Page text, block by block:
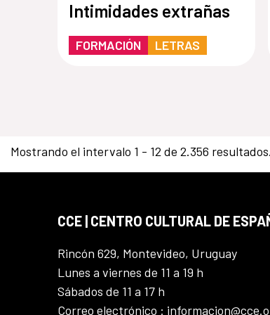
Intimidades extrañas
FORMACIÓN LETRAS
Mostrando el intervalo 1 - 12 de 2.356 resultados.
CCE | CENTRO CULTURAL DE
Rincón 629, Montevideo, Uruguay
Lunes a viernes de 11 a 19 h
Sábados de 11 a 17 h
Correo electrónico :